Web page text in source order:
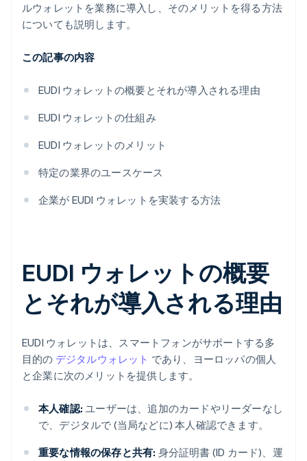
ルウォレットを業務に導入し、そのメリットを得る方法
についても説明します。
この記事の内容
EUDI ウォレットの概要とそれが導入される理由
EUDI ウォレットの仕組み
EUDI ウォレットのメリット
特定の業界のユースケース
企業が EUDI ウォレットを実装する方法
EUDI ウォレットの概要
とそれが導入される理由
EUDI ウォレットは、スマートフォンがサポートする多
目的の デジタルウォレット であり、ヨーロッパの個人
と企業に次のメリットを提供します。
本人確認: ユーザーは、追加のカードやリーダーなし
で、デジタルで (当局などに) 本人確認できます。
重要な情報の保存と共有: 身分証明書 (ID カード)、運